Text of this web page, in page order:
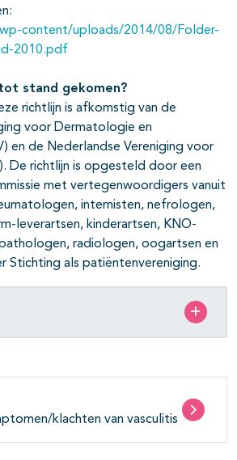
content/uploads/2014/08/Folder-
2010.pdf
stand gekomen?
richtlijn is afkomstig van de
voor Dermatologie en
en de Nederlandse Vereniging voor
De richtlijn is opgesteld door een
met vertegenwoordigers vanuit
internisten, nefrologen,
leverartsen, kinderartsen, KNO-
radiologen, oogartsen en
Stichting als patiëntenvereniging.
klachten van vasculitis